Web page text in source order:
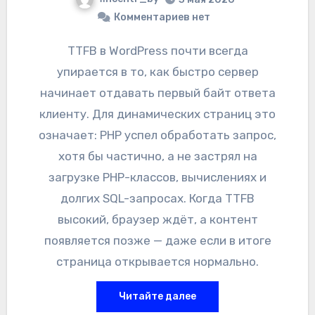
Комментариев нет
TTFB в WordPress почти всегда
упирается в то, как быстро сервер
начинает отдавать первый байт ответа
клиенту. Для динамических страниц это
означает: PHP успел обработать запрос,
хотя бы частично, а не застрял на
загрузке PHP-классов, вычислениях и
долгих SQL-запросах. Когда TTFB
высокий, браузер ждёт, а контент
появляется позже — даже если в итоге
страница открывается нормально.
Читайте далее